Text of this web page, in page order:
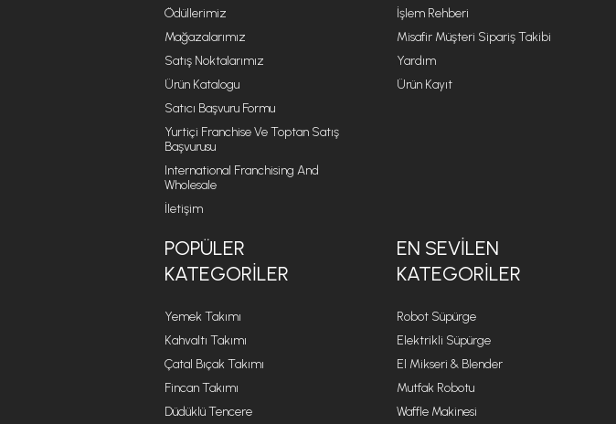
Ödüllerimiz
Mağazalarımız
Satış Noktalarımız
Ürün Katalogu
Satıcı Başvuru Formu
Yurtiçi Franchise Ve Toptan Satış
Başvurusu
International Franchising And
Wholesale
İletişim
İşlem Rehberi
Misafir Müşteri Sipariş Takibi
Yardım
Ürün Kayıt
POPÜLER
KATEGORILER
Yemek Takımı
Kahvaltı Takımı
Çatal Bıçak Takımı
Fincan Takımı
Düdüklü Tencere
EN SEVILEN
KATEGORILER
Robot Süpürge
Elektrikli Süpürge
El Mikseri & Blender
Mutfak Robotu
Waffle Makinesi